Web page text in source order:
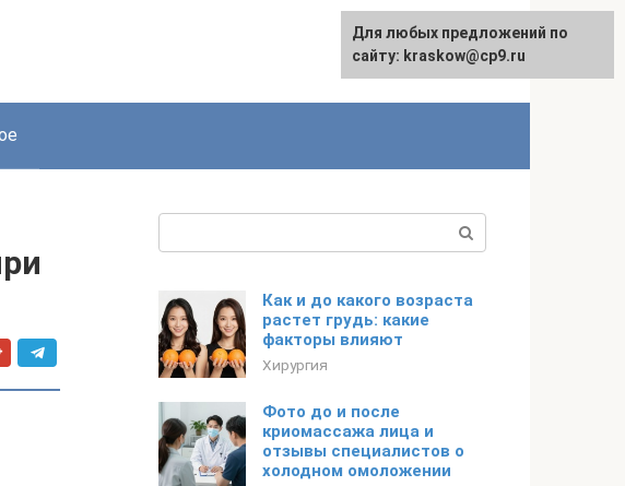
Как и до какого возраста
растет грудь: какие
факторы влияют
Хирургия
Фото до и после
криомассажа лица и
отзывы специалистов о
холодном омоложении
Для любых предложений по
сайту: kraskow@cp9.ru